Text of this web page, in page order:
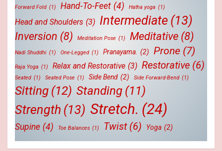
Forward Fold (1) Hand-To-Feet (4) Hatha yoga (1)
Head and Shoulders (3) Intermediate (13)
Inversion (8) Meditation Pose (1) Meditative (8)
Nadi Shuddhi (1) One-Legged (1) Pranayama. (2) Prone (7)
Raja Yoga (1) Relax and Restorative (3) Restorative (6)
Seated (1) Seated Pose (1) Side Bend (2) Side Forward-Bend (1)
Sitting (12) Standing (11)
Strength (13) Stretch. (24)
Supine (4) Toe Balances (1) Twist (6) Yoga (2)